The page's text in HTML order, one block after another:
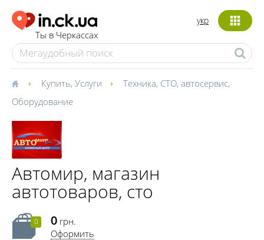
Ты в Черкассах
укр
Купить, Услуги Техника, СТО, автосервис,
Оборудование
Автомир, магазин
автотоваров, сто
0 0 грн.
Оформить